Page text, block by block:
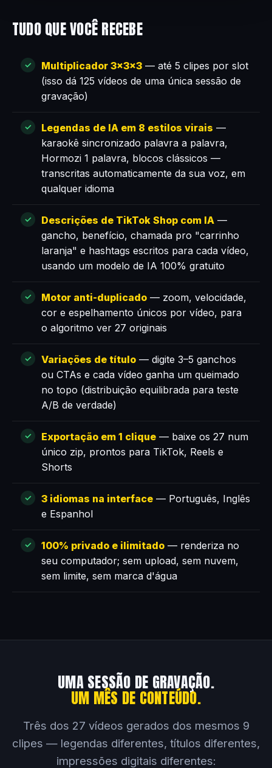
TUDO QUE VOCÊ RECEBE
Multiplicador 3×3×3 — até 5 clipes por slot
(isso dá 125 vídeos de uma única sessão de
gravação)
Legendas de IA em 8 estilos virais —
karaokê sincronizado palavra a palavra,
Hormozi 1 palavra, blocos clássicos —
transcritas automaticamente da sua voz, em
qualquer idioma
Descrições de TikTok Shop com IA —
gancho, benefício, chamada pro "carrinho
laranja" e hashtags escritos para cada vídeo,
usando um modelo de IA 100% gratuito
Motor anti-duplicado — zoom, velocidade,
cor e espelhamento únicos por vídeo, para
o algoritmo ver 27 originais
Variações de título — digite 3–5 ganchos
ou CTAs e cada vídeo ganha um queimado
no topo (distribuição equilibrada para teste
A/B de verdade)
Exportação em 1 clique — baixe os 27 num
único zip, prontos para TikTok, Reels e
Shorts
3 idiomas na interface — Português, Inglês
e Espanhol
100% privado e ilimitado — renderiza no
seu computador; sem upload, sem nuvem,
sem limite, sem marca d'água
UMA SESSÃO DE GRAVAÇÃO.
UM MÊS DE CONTEÚDO.
Três dos 27 vídeos gerados dos mesmos 9
clipes — legendas diferentes, títulos diferentes,
impressões digitais diferentes: